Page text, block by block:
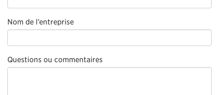
Nom de l’entreprise
Questions ou commentaires